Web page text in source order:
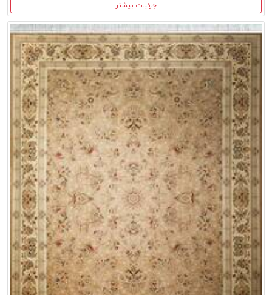
جزئیات بیشتر